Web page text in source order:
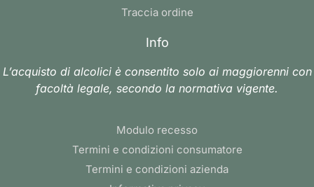
Traccia ordine
Info
L’acquisto di alcolici è consentito solo ai maggiorenni con
facoltà legale, secondo la normativa vigente.
Modulo recesso
Termini e condizioni consumatore
Termini e condizioni azienda